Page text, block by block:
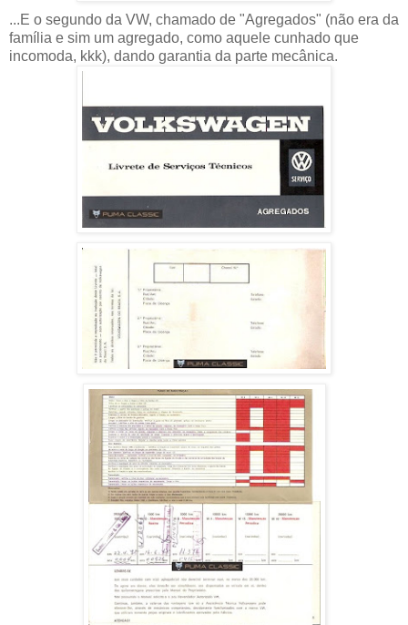
...E o segundo da VW, chamado de "Agregados" (não era da
família e sim um agregado, como aquele cunhado que
incomoda, kkk), dando garantia da parte mecânica.